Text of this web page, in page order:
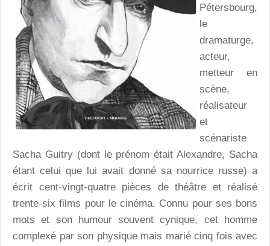
Pétersbourg,
le
dramaturge,
acteur,
metteur en
scène,
réalisateur
et
scénariste
Sacha Guitry (dont le prénom était Alexandre, Sacha
étant celui que lui avait donné sa nourrice russe) a
écrit cent-vingt-quatre pièces de théâtre et réalisé
trente-six films pour le cinéma. Connu pour ses bons
mots et son humour souvent cynique, cet homme
complexé par son physique mais marié cinq fois avec